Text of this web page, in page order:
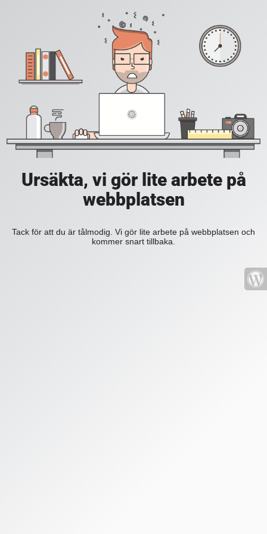
Ursäkta, vi gör lite arbete på
webbplatsen
Tack för att du är tålmodig. Vi gör lite arbete på webbplatsen och
kommer snart tillbaka.